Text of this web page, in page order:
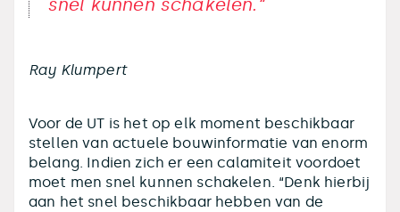
snel kunnen schakelen.“
Ray Klumpert
Voor de UT is het op elk moment beschikbaar
stellen van actuele bouwinformatie van enorm
belang. Indien zich er een calamiteit voordoet
moet men snel kunnen schakelen. “Denk hierbij
aan het snel beschikbaar hebben van de